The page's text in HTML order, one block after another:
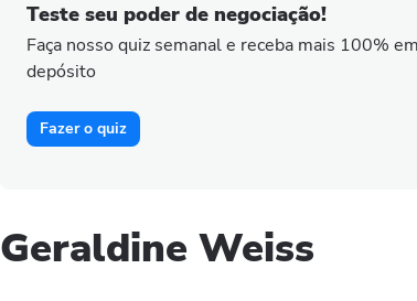
Teste seu poder de negociação!
Faça nosso quiz semanal e receba mais 100%
depósito
Fazer o quiz
Geraldine Weiss